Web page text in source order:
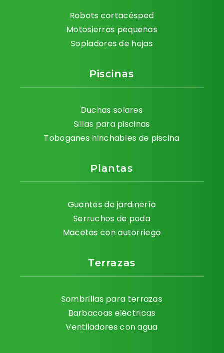
Robots cortacésped
Motosierras pequeñas
Sopladores de hojas
Piscinas
Duchas solares
Sillas para piscinas
Toboganes hinchables de piscina
Plantas
Guantes de jardinería
Serruchos de poda
Macetas con autorriego
Terrazas
Sombrillas para terrazas
Barbacoas eléctricas
Ventiladores con agua